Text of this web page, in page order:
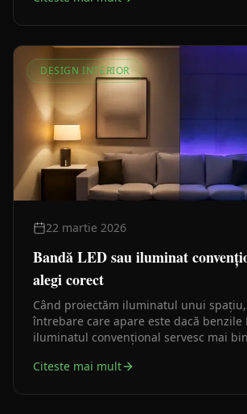
DESIGN INTERIOR
22 martie 2026
Bandă LED sau iluminat
alegi corect
Când proiectăm iluminatul unui
întrebare care apare este dacă benzile
iluminatul convențional servesc mai
faci cu lumina, nu de ce e mai ieftin pe
Citeste mai mult